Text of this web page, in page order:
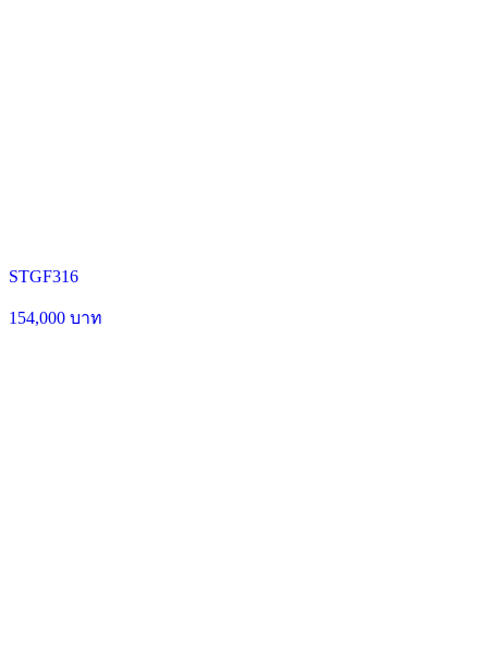
STGF316
154,000 บาท